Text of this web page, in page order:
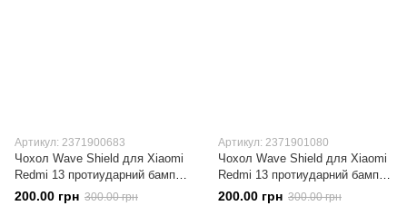
Артикул: 2371900683
Чохол Wave Shield для Xiaomi
Redmi 13 протиударний бампер
Red
200.00 грн 300.00 грн
Артикул: 2371901080
Чохол Wave Shield для Xiaomi
Redmi 13 протиударний бампер
Gray
200.00 грн 300.00 грн